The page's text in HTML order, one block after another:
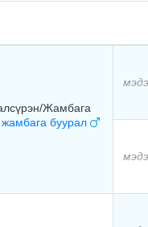
Жамбага
буурал